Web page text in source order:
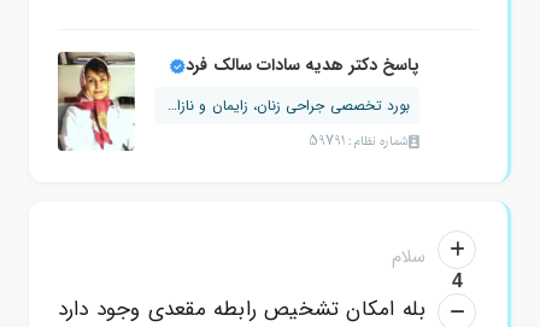
پاسخ دکتر هدیه سادات سالک فرد
بورد تخصصی جراحی زنان، زایمان و نازایی
شماره نظام: 59791
4
سلام
بله امکان تشخیص رابطه مقعدی وجود دارد